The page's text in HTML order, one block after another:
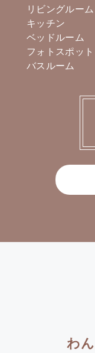
リビングルーム
キッチン
ベッドルーム
フォトスポット
バスルーム
わ